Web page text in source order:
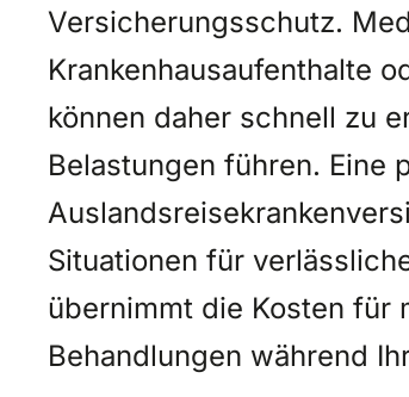
Versicherungsschutz.
Krankenhausaufenthalte
können daher schnell zu
Belastungen führen. Eine
Situationen für
übernimmt die Kosten für
Behandlungen während